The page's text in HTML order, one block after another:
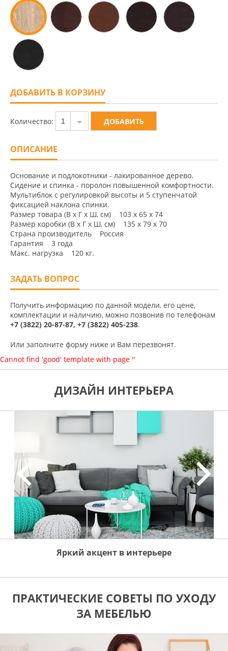
ДОБАВИТЬ В КОРЗИНУ
Количество: 1
ОПИСАНИЕ
Основание и подлокотники - лакированное дерево.
Сидение и спинка - поролон повышенной комфортности.
Мультиблок с регулировкой высоты и 5 ступенчатой
фиксацией наклона спинки.
Размер товара (В x Г x Ш, см) 103 x 65 x 74
Размер коробки (В x Г x Ш, см) 135 x 79 x 70
Страна производитель Россия
Гарантия 3 года
Макс. нагрузка 120 кг.
ЗАДАТЬ ВОПРОС
Получить информацию по данной модели, его цене,
комплектации и наличию, можно позвонив по телефонам
+7 (3822) 20-87-87, +7 (3822) 405-238.
Или заполните форму ниже и Вам перезвонят.
Cannot find 'good' template with page ''
ДИЗАЙН ИНТЕРЬЕРА
Яркий акцент в интерьере
ПРАКТИЧЕСКИЕ СОВЕТЫ ПО УХОДУ
ЗА МЕБЕЛЬЮ